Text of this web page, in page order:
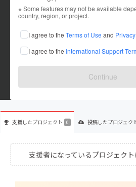
※ Some features may not be available
country, region, or project.
I agree to the Terms of Use and
I agree to the International Support
Continue
X_AYU_X
これまでに1件のプロジェクトを投稿し
在住国：日本 現在地：未設定
出身国：日本 出身地：未設定
はじめてのプロジェクトです よろしくお願
支援したプロジェクト 0 投稿したプロジェク
支援者になっているプロジェクト